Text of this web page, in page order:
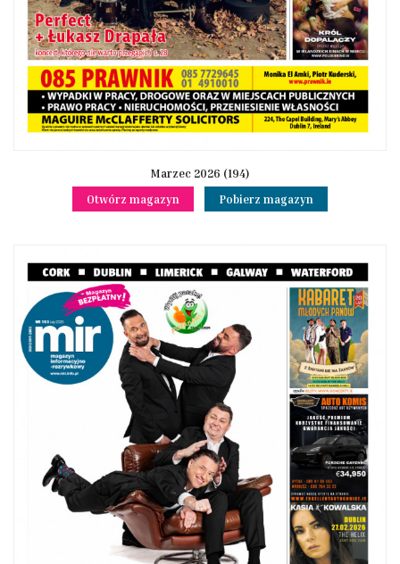
Marzec 2026 (194)
Otwórz magazyn
Pobierz magazyn